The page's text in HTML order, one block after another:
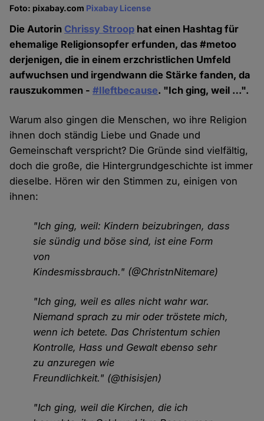
Foto: pixabay.com Pixabay License
Die Autorin Chrissy Stroop hat einen Hashtag für
ehemalige Religionsopfer erfunden, das #metoo
derjenigen, die in einem erzchristlichen Umfeld
aufwuchsen und irgendwann die Stärke fanden, da
rauszukommen -#Ileftbecause. "Ich ging, weil …".
Warum also gingen die Menschen, wo ihre Religion
ihnen doch ständig Liebe und Gnade und
Gemeinschaft verspricht? Die Gründe sind vielfältig,
doch die große, die Hintergrundgeschichte ist immer
dieselbe. Hören wir den Stimmen zu, einigen von
ihnen:
"Ich ging, weil: Kindern beizubringen, dass
sie sündig und böse sind, ist eine Form
von
Kindesmissbrauch." (@ChristnNitemare)
"Ich ging, weil es alles nicht wahr war.
Niemand sprach zu mir oder tröstete mich,
wenn ich betete. Das Christentum schien
Kontrolle, Hass und Gewalt ebenso sehr
zu anzuregen wie
Freundlichkeit." (@thisisjen)
"Ich ging, weil die Kirchen, die ich